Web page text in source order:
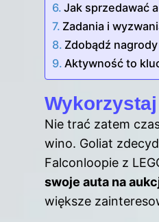
Jak sprzedawać
Zadania i
Zdobądź
Aktywność to
Nie trać zatem
wino. Goliat
Falconloopie z
swoje auta na
większe